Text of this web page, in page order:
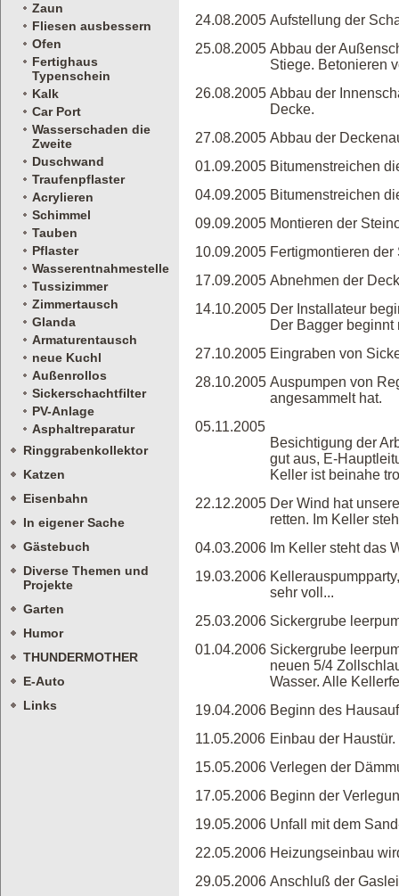
Zaun
Fliesen ausbessern
Ofen
Fertighaus
Typenschein
Kalk
Car Port
Wasserschaden die
Zweite
Duschwand
Traufenpflaster
Acrylieren
Schimmel
Tauben
Pflaster
Wasserentnahmestelle
Tussizimmer
Zimmertausch
Glanda
Armaturentausch
neue Kuchl
Außenrollos
Sickerschachtfilter
PV-Anlage
Asphaltreparatur
Ringgrabenkollektor
Katzen
Eisenbahn
In eigener Sache
Gästebuch
Diverse Themen und
Projekte
Garten
Humor
THUNDERMOTHER
E-Auto
Links
24.08.2005 Aufstellung der
25.08.2005 Abbau der
Stiege. Betonieren
26.08.2005 Abbau der
Decke.
27.08.2005 Abbau der
01.09.2005 Bitumenstreichen
04.09.2005 Bitumenstreichen
09.09.2005 Montieren der
10.09.2005 Fertigmontieren
17.09.2005 Abnehmen der
14.10.2005 Der Installateur
Der Bagger beginnt
27.10.2005 Eingraben von
28.10.2005 Auspumpen von
angesammelt hat.
05.11.2005
Besichtigung der
gut aus, E-
Keller ist beinahe
22.12.2005 Der Wind hat
retten. Im Keller
04.03.2006 Im Keller steht das
19.03.2006
sehr voll...
25.03.2006 Sickergrube
01.04.2006 Sickergrube
neuen 5/4
Wasser. Alle
19.04.2006 Beginn des
11.05.2006 Einbau der Haustür.
15.05.2006 Verlegen der
17.05.2006 Beginn der
19.05.2006 Unfall mit dem
22.05.2006 Heizungseinbau
29.05.2006 Anschluß der